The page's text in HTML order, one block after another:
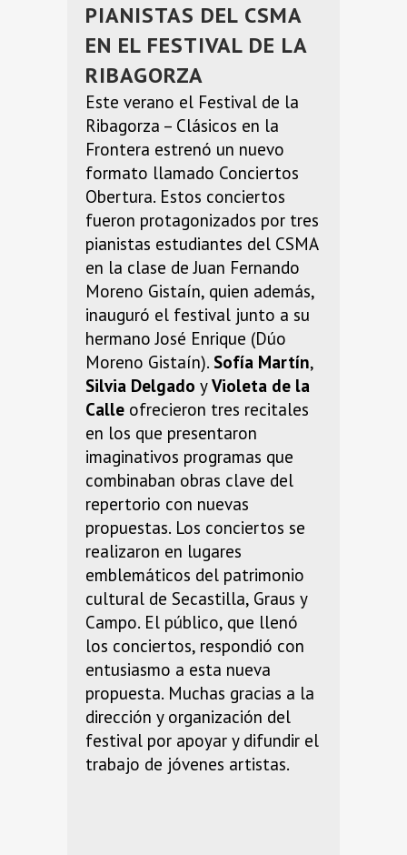
PIANISTAS DEL CSMA
EN EL FESTIVAL DE LA
RIBAGORZA
Este verano el Festival de la
Ribagorza – Clásicos en la
Frontera estrenó un nuevo
formato llamado Conciertos
Obertura. Estos conciertos
fueron protagonizados por tres
pianistas estudiantes del CSMA
en la clase de Juan Fernando
Moreno Gistaín, quien además,
inauguró el festival junto a su
hermano José Enrique (Dúo
Moreno Gistaín). Sofía Martín,
Silvia Delgado yVioleta de la
Calle ofrecieron tres recitales
en los que presentaron
imaginativos programas que
combinaban obras clave del
repertorio con nuevas
propuestas. Los conciertos se
realizaron en lugares
emblemáticos del patrimonio
cultural de Secastilla, Graus y
Campo. El público, que llenó
los conciertos, respondió con
entusiasmo a esta nueva
propuesta. Muchas gracias a la
dirección y organización del
festival por apoyar y difundir el
trabajo de jóvenes artistas.